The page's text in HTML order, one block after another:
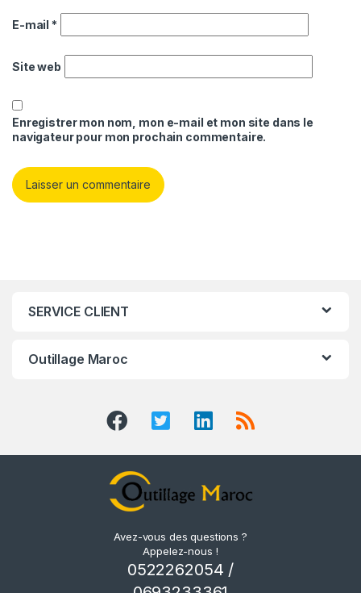
E-mail *
Site web
Enregistrer mon nom, mon e-mail et mon site dans le
navigateur pour mon prochain commentaire.
SERVICE CLIENT
Outillage Maroc
Avez-vous des questions ?
Appelez-nous !
0522262054 /